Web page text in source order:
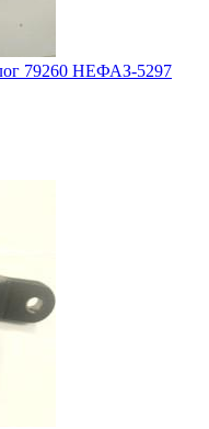
79260 НЕФАЗ-5297